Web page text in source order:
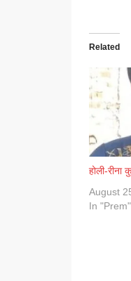
Related
होली-रीना
August
In "Prem"